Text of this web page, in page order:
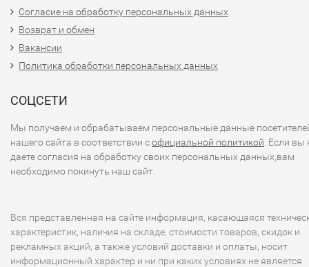
Согласие на обработку персональных данных
Возврат и обмен
Вакансии
Политика обработки персональных данных
СОЦСЕТИ
Мы получаем и обрабатываем персональные данные
нашего сайта в соответствии софициальной политикой . Если вы
даете согласия на обработку своих персональных данных,вам
необходимо покинуть наш сайт.
Вся представленная на сайте информация, касающаяся
характеристик, наличия на складе, стоимости товаров, скидок и
рекламных акций, а также условий доставки и оплаты, носит
информационный характер и ни при каких условиях не является